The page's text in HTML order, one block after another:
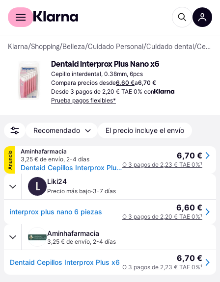
Comprar con Klarna
Klarna/Shopping/Belleza/Cuidado Personal /Cuidado dental / Cepillos interdentales
Dentaid Interprox Plus Nano x6
Cepillo interdental, 0.38mm, 6pcs
Compara precios desde6,60 €a6,70 €
Desde 3 pagos de 2,20 € TAE 0% con
Prueba pagos flexibles*
Recomendado El precio incluye el envío
Anuncio
Aminhafarmacia
3,25 € de envío, 2-4 días
Dentaid Cepillos Interprox Plus x6
6,70 €
O 3 pagos de 2,23 € TAE 0%¹
L Liki24
Precio más bajo·3-7 días
interprox plus nano 6 piezas 6,60 €
O 3 pagos de 2,20 € TAE 0%¹
Aminhafarmacia
3,25 € de envío, 2-4 días
Dentaid Cepillos Interprox Plus x6 6,70 €
O 3 pagos de 2,23 € TAE 0%¹